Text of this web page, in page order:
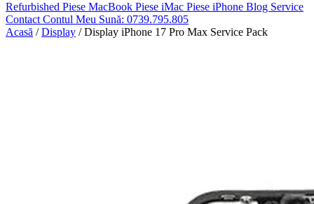
Refurbished Piese MacBook Piese iMac Piese iPhone Blog Service
Contact Contul Meu Sună: 0739.795.805
Acasă / Display / Display iPhone 17 Pro Max Service Pack